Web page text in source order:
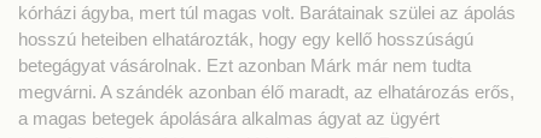
kórházi ágyba, mert túl magas volt. Barátainak szülei az ápolás
hosszú heteiben elhatározták, hogy egy kellő hosszúságú
betegágyat vásárolnak. Ezt azonban Márk már nem tudta
megvárni. A szándék azonban élő maradt, az elhatározás erős,
a magas betegek ápolására alkalmas ágyat az ügyért